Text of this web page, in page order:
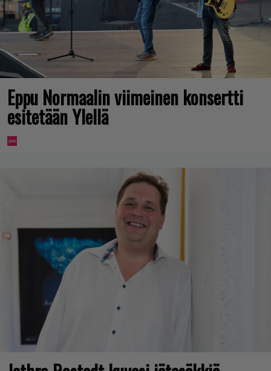
Eppu Normaalin viimeinen konsertti
esitetään Ylellä